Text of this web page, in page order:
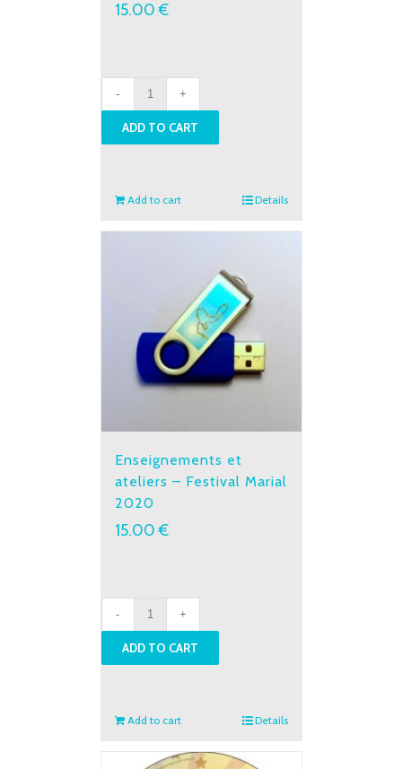
15.00€
Enseignements
et
ateliers
Marial
ADD TO CART
Add to cart Details
Enseignements et
ateliers – Festival Marial
2020
15.00€
Enseignements
et
ateliers
Marial
quantity
ADD TO CART
Add to cart Details